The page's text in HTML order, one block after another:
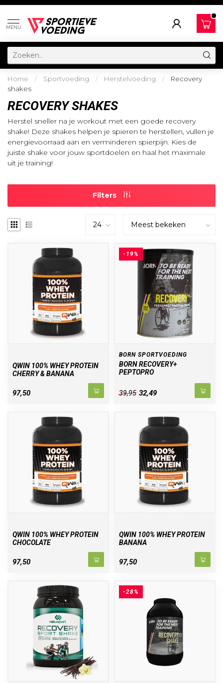
MENU
Home / Sportvoeding / Herstelvoeding /
Recovery
shakes
RECOVERY SHAKES
Herstel sneller na je workout met een goede recovery
shake! Deze shakes helpen je spieren te herstellen, vullen je
energievoorraad aan en verminderen spierpijn. Kies de
juiste shake voor jouw sportdoelen en haal het maximale
uit je training!
Filters
QWIN 100% WHEY PROTEIN
CHERRY & BANANA
97,50
-19%
BORN SPORTVOEDING
BORN RECOVERY+
PEPTOPRO
39,95 32,49
QWIN 100% WHEY PROTEIN
CHOCOLATE
97,50
QWIN 100% WHEY PROTEIN
BANANA
97,50
-28%